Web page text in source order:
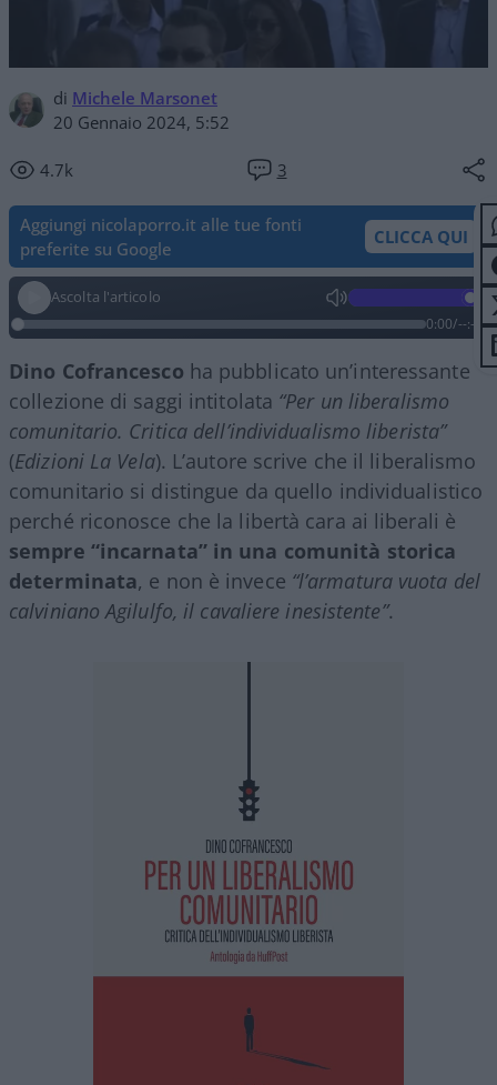
di Michele Marsonet
20 Gennaio 2024, 5:52
4.7k 3
Aggiungi nicolaporro.it alle tue fonti
preferite su Google
CLICCA QUI
Ascolta l'articolo
0:00/--:--
Dino Cofrancesco ha pubblicato un’interessante
collezione di saggi intitolata “Per un liberalismo
comunitario. Critica dell’individualismo liberista”
(Edizioni La Vela). L’autore scrive che il liberalismo
comunitario si distingue da quello individualistico
perché riconosce che la libertà cara ai liberali è
sempre “incarnata” in una comunità storica
determinata, e non è invece “l’armatura vuota del
calviniano Agilulfo, il cavaliere inesistente”.